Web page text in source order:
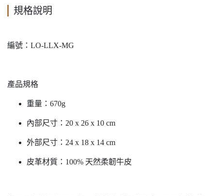
規格說明
編號：LO-LLX-MG
產品規格
重量：670g
內部尺寸：20 x 26 x 10 cm
外部尺寸：24 x 18 x 14 cm
皮革材質：100% 天然柔韌牛皮